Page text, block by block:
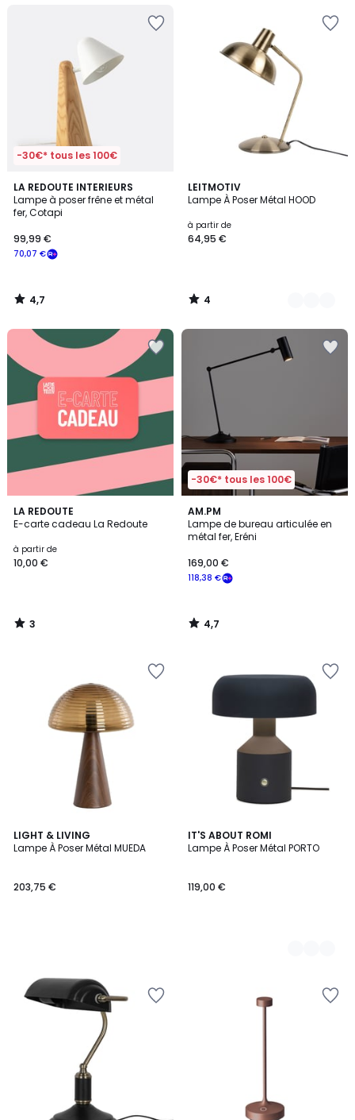
-30€* tous les 100€
LA REDOUTE INTERIEURS
Lampe à poser frêne et métal
fer, Cotapi
70,07 €
99,99 €
4,7
/ 5
4,7
/
LEITMOTIV
Lampe À Poser Métal HOOD
à partir de
64,95 €
4
/
8
Couleurs
4
/
LA REDOUTE
E-carte cadeau La Redoute
à partir de
10,00 €
3
/
3
/
-30€* tous les 100€
AM.PM
Lampe de bureau articulée en
métal fer, Eréni
118,38 €
169,00 €
4,7
/ 5
4,7
/
LIGHT & LIVING
Lampe À Poser Métal MUEDA
203,75 €
IT'S ABOUT ROMI
Lampe À Poser Métal PORTO
119,00 €
3
Couleurs